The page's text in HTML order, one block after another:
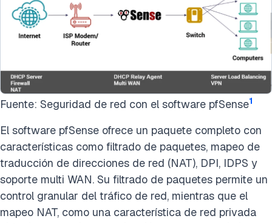
Fuente: Seguridad de red con el software pfSense1
El software pfSense ofrece un paquete completo con
características como filtrado de paquetes, mapeo de
traducción de direcciones de red (NAT), DPI, IDPS y
soporte multi WAN. Su filtrado de paquetes permite un
control granular del tráfico de red, mientras que el
mapeo NAT, como una característica de red privada